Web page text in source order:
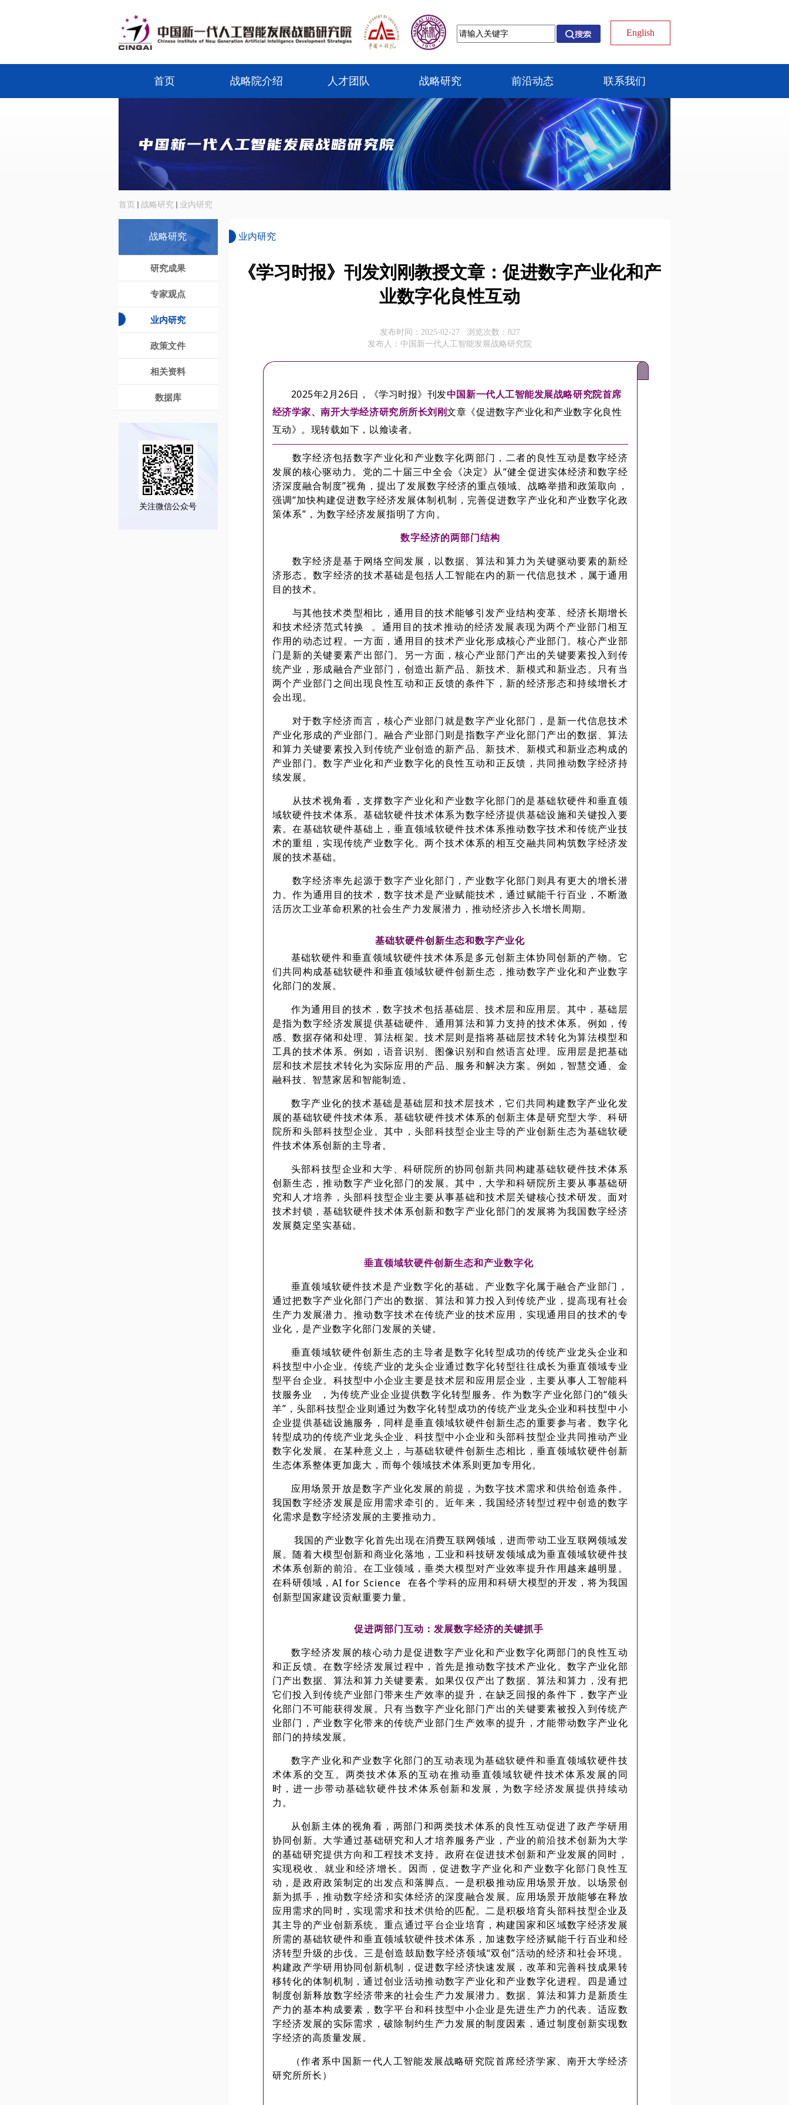
English
首页 战略院介绍 人才团队 战略研究 前沿动态 联系我们
首页 战略研究 业内研究
战略研究
研究成果
专家观点
业内研究
政策文件
相关资料
数据库
关注微信公众号
业内研究
《学习时报》刊发刘刚教授文章：促进数字产业化和产
业数字化良性互动
发布时间：2025-02-27 浏览次数： 827
发布人：中国新一代人工智能发展战略研究院
2025年2月26日，《学习时报》刊发中国新一代人工智能发展战略研究院首席
经济学家、南开大学经济研究所所长刘刚文章《促进数字产业化和产业数字化良性
互动》。现转载如下，以飨读者。
数字经济包括数字产业化和产业数字化两部门，二者的良性互动是数字经济
发展的核心驱动力。党的二十届三中全会《决定》从“健全促进实体经济和数字经
济深度融合制度”视角，提出了发展数字经济的重点领域、战略举措和政策取向，
强调“加快构建促进数字经济发展体制机制，完善促进数字产业化和产业数字化政
策体系”，为数字经济发展指明了方向。
数字经济的两部门结构
数字经济是基于网络空间发展，以数据、算法和算力为关键驱动要素的新经
济形态。数字经济的技术基础是包括人工智能在内的新一代信息技术，属于通用
目的技术。
与其他技术类型相比，通用目的技术能够引发产业结构变革、经济长期增长
和技术经济范式转换
。通用目的技术推动的经济发展表现为两个产业部门相互
作用的动态过程。一方面，通用目的技术产业化形成核心产业部门。核心产业部
门是新的关键要素产出部门。另一方面，核心产业部门产出的关键要素投入到传
统产业，形成融合产业部门，创造出新产品、新技术、新模式和新业态。只有当
两个产业部门之间出现良性互动和正反馈的条件下，新的经济形态和持续增长才
会出现。
对于数字经济而言，核心产业部门就是数字产业化部门，是新一代信息技术
产业化形成的产业部门。融合产业部门则是指数字产业化部门产出的数据、算法
和算力关键要素投入到传统产业创造的新产品、新技术、新模式和新业态构成的
产业部门。数字产业化和产业数字化的良性互动和正反馈，共同推动数字经济持
续发展。
从技术视角看，支撑数字产业化和产业数字化部门的是基础软硬件和垂直领
域软硬件技术体系。基础软硬件技术体系为数字经济提供基础设施和关键投入要
素。在基础软硬件基础上，垂直领域软硬件技术体系推动数字技术和传统产业技
术的重组，实现传统产业数字化。两个技术体系的相互交融共同构筑数字经济发
展的技术基础。
数字经济率先起源于数字产业化部门，产业数字化部门则具有更大的增长潜
力。作为通用目的技术，数字技术是产业赋能技术，通过赋能千行百业，不断激
活历次工业革命积累的社会生产力发展潜力，推动经济步入长增长周期。
基础软硬件创新生态和数字产业化
基础软硬件和垂直领域软硬件技术体系是多元创新主体协同创新的产物。它
们共同构成基础软硬件和垂直领域软硬件创新生态，推动数字产业化和产业数字
化部门的发展。
作为通用目的技术，数字技术包括基础层、技术层和应用层。其中，基础层
是指为数字经济发展提供基础硬件、通用算法和算力支持的技术体系。例如，传
感、数据存储和处理、算法框架。技术层则是指将基础层技术转化为算法模型和
工具的技术体系。例如，语音识别、图像识别和自然语言处理。应用层是把基础
层和技术层技术转化为实际应用的产品、服务和解决方案。例如，智慧交通、金
融科技、智慧家居和智能制造。
数字产业化的技术基础是基础层和技术层技术，它们共同构建数字产业化发
展的基础软硬件技术体系。基础软硬件技术体系的创新主体是研究型大学、科研
院所和头部科技型企业。其中，头部科技型企业主导的产业创新生态为基础软硬
件技术体系创新的主导者。
头部科技型企业和大学、科研院所的协同创新共同构建基础软硬件技术体系
创新生态，推动数字产业化部门的发展。其中，大学和科研院所主要从事基础研
究和人才培养，头部科技型企业主要从事基础和技术层关键核心技术研发。面对
技术封锁，基础软硬件技术体系创新和数字产业化部门的发展将为我国数字经济
发展奠定坚实基础。
垂直领域软硬件创新生态和产业数字化
垂直领域软硬件技术是产业数字化的基础。产业数字化属于融合产业部门，
通过把数字产业化部门产出的数据、算法和算力投入到传统产业，提高现有社会
生产力发展潜力。推动数字技术在传统产业的技术应用，实现通用目的技术的专
业化，是产业数字化部门发展的关键。
垂直领域软硬件创新生态的主导者是数字化转型成功的传统产业龙头企业和
科技型中小企业。传统产业的龙头企业通过数字化转型往往成长为垂直领域专业
型平台企业。科技型中小企业主要是技术层和应用层企业，主要从事人工智能科
技服务业
，为传统产业企业提供数字化转型服务。作为数字产业化部门的“领头
羊”，头部科技型企业则通过为数字化转型成功的传统产业龙头企业和科技型中小
企业提供基础设施服务，同样是垂直领域软硬件创新生态的重要参与者。数字化
转型成功的传统产业龙头企业、科技型中小企业和头部科技型企业共同推动产业
数字化发展。在某种意义上，与基础软硬件创新生态相比，垂直领域软硬件创新
生态体系整体更加庞大，而每个领域技术体系则更加专用化。
应用场景开放是数字产业化发展的前提，为数字技术需求和供给创造条件。
我国数字经济发展是应用需求牵引的。近年来，我国经济转型过程中创造的数字
化需求是数字经济发展的主要推动力。
我国的产业数字化首先出现在消费互联网领域，进而带动工业互联网领域发
展。随着大模型创新和商业化落地，工业和科技研发领域成为垂直领域软硬件技
术体系创新的前沿。在工业领域，垂类大模型对产业效率提升作用越来越明显。
在科研领域， AI for Science 在各个学科的应用和科研大模型的开发，将为我国
创新型国家建设贡献重要力量。
促进两部门互动：发展数字经济的关键抓手
数字经济发展的核心动力是促进数字产业化和产业数字化两部门的良性互动
和正反馈。在数字经济发展过程中，首先是推动数字技术产业化。数字产业化部
门产出数据、算法和算力关键要素。如果仅仅产出了数据、算法和算力，没有把
它们投入到传统产业部门带来生产效率的提升，在缺乏回报的条件下，数字产业
化部门不可能获得发展。只有当数字产业化部门产出的关键要素被投入到传统产
业部门，产业数字化带来的传统产业部门生产效率的提升，才能带动数字产业化
部门的持续发展。
数字产业化和产业数字化部门的互动表现为基础软硬件和垂直领域软硬件技
术体系的交互。两类技术体系的互动在推动垂直领域软硬件技术体系发展的同
时，进一步带动基础软硬件技术体系创新和发展，为数字经济发展提供持续动
力。
从创新主体的视角看，两部门和两类技术体系的良性互动促进了政产学研用
协同创新。大学通过基础研究和人才培养服务产业，产业的前沿技术创新为大学
的基础研究提供方向和工程技术支持。政府在促进技术创新和产业发展的同时，
实现税收、就业和经济增长。因而，促进数字产业化和产业数字化部门良性互
动，是政府政策制定的出发点和落脚点。一是积极推动应用场景开放。以场景创
新为抓手，推动数字经济和实体经济的深度融合发展。应用场景开放能够在释放
应用需求的同时，实现需求和技术供给的匹配。二是积极培育头部科技型企业及
其主导的产业创新系统。重点通过平台企业培育，构建国家和区域数字经济发展
所需的基础软硬件和垂直领域软硬件技术体系，加速数字经济赋能千行百业和经
济转型升级的步伐。三是创造鼓励数字经济领域“双创”活动的经济和社会环境。
构建政产学研用协同创新机制，促进数字经济快速发展，改革和完善科技成果转
移转化的体制机制，通过创业活动推动数字产业化和产业数字化进程。四是通过
制度创新释放数字经济带来的社会生产力发展潜力。数据、算法和算力是新质生
产力的基本构成要素，数字平台和科技型中小企业是先进生产力的代表。适应数
字经济发展的实际需求，破除制约生产力发展的制度因素，通过制度创新实现数
字经济的高质量发展。
（作者系中国新一代人工智能发展战略研究院首席经济学家、南开大学经济
研究所所长）